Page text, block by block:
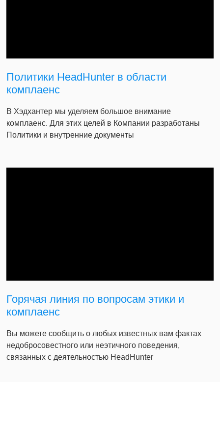
Политики HeadHunter в области
комплаенс
В Хэдхантер мы уделяем большое внимание
комплаенс. Для этих целей в Компании разработаны
Политики и внутренние документы
Горячая линия по вопросам этики и
комплаенс
Вы можете сообщить о любых известных вам фактах
недобросовестного или неэтичного поведения,
связанных с деятельностью HeadHunter